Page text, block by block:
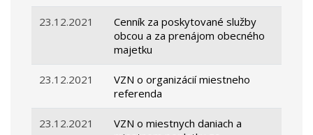
23.12.2021
Cenník za poskytované služby
obcou a za prenájom obecného
majetku
23.12.2021
VZN o organizácií miestneho
referenda
23.12.2021
VZN o miestnych daniach a